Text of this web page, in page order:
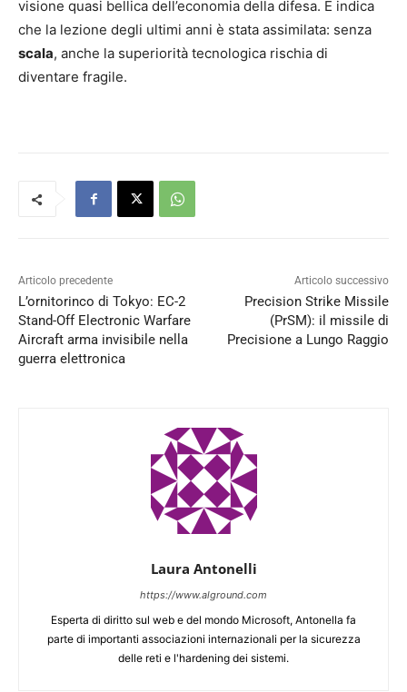
visione quasi bellica dell’economia della difesa. E indica
che la lezione degli ultimi anni è stata assimilata: senza
scala, anche la superiorità tecnologica rischia di
diventare fragile.
Articolo precedente
L’ornitorinco di Tokyo: EC-2
Stand-Off Electronic Warfare
Aircraft arma invisibile nella
guerra elettronica
Articolo successivo
Precision Strike Missile
(PrSM): il missile di
Precisione a Lungo Raggio
Laura Antonelli
https://www.alground.com
Esperta di diritto sul web e del mondo Microsoft, Antonella fa
parte di importanti associazioni internazionali per la sicurezza
delle reti e l'hardening dei sistemi.